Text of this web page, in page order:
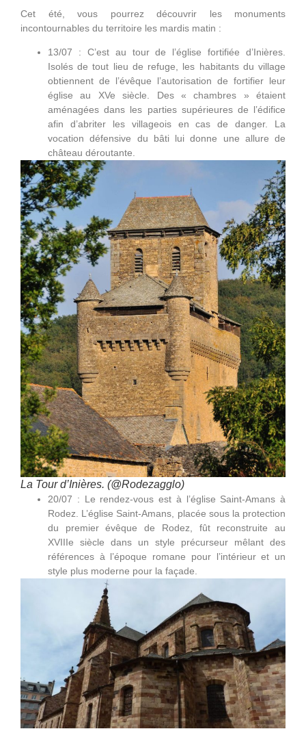
Cet été, vous pourrez découvrir les monuments
incontournables du territoire les mardis matin :
13/07 : C’est au tour de l’église fortifiée d’Inières.
Isolés de tout lieu de refuge, les habitants du village
obtiennent de l’évêque l’autorisation de fortifier leur
église au XVe siècle. Des « chambres » étaient
aménagées dans les parties supérieures de l’édifice
afin d’abriter les villageois en cas de danger. La
vocation défensive du bâti lui donne une allure de
château déroutante.
La Tour d’Inières. (@Rodezagglo)
20/07 : Le rendez-vous est à l’église Saint-Amans à
Rodez. L’église Saint-Amans, placée sous la protection
du premier évêque de Rodez, fût reconstruite au
XVIIIe siècle dans un style précurseur mêlant des
références à l’époque romane pour l’intérieur et un
style plus moderne pour la façade.